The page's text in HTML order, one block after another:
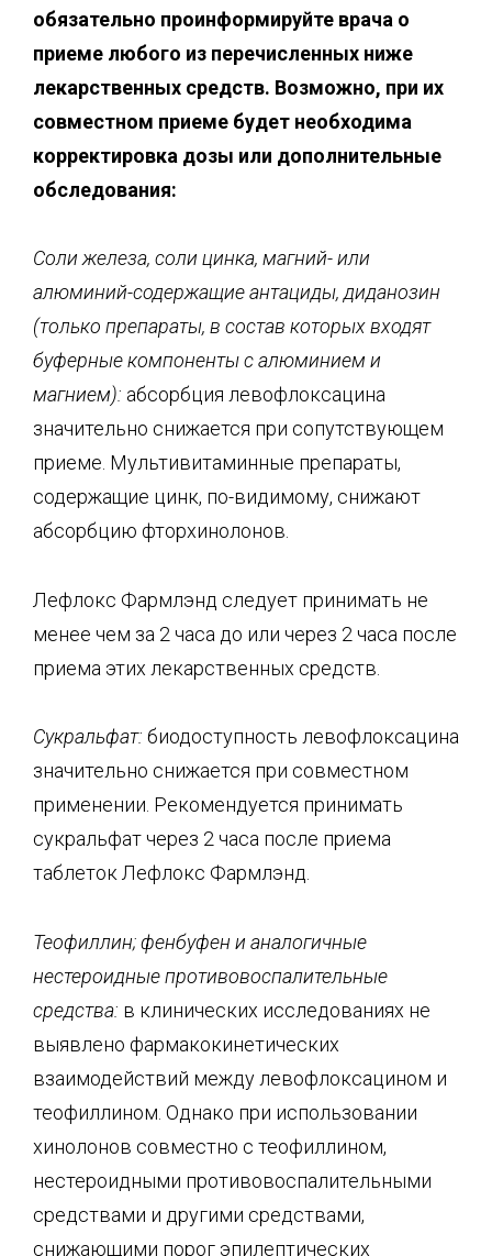
обязательно проинформируйте врача о
приеме любого из перечисленных ниже
лекарственных средств. Возможно, при их
совместном приеме будет необходима
корректировка дозы или дополнительные
обследования:
Соли железа, соли цинка, магний-или
алюминий-содержащие антациды, диданозин
(только препараты, в состав которых входят
буферные компоненты с алюминием и
магнием): абсорбция левофлоксацина
значительно снижается при сопутствующем
приеме. Мультивитаминные препараты,
содержащие цинк, по-видимому, снижают
абсорбцию фторхинолонов.
Лефлокс Фармлэнд следует принимать не
менее чем за 2 часа до или через 2 часа после
приема этих лекарственных средств.
Сукральфат: биодоступность левофлоксацина
значительно снижается при совместном
применении. Рекомендуется принимать
сукральфат через 2 часа после приема
таблеток Лефлокс Фармлэнд.
Теофиллин; фенбуфен и аналогичные
нестероидные противовоспалительные
средства: в клинических исследованиях не
выявлено фармакокинетических
взаимодействий между левофлоксацином и
теофиллином. Однако при использовании
хинолонов совместно с теофиллином,
нестероидными противовоспалительными
средствами и другими средствами,
снижающими порог эпилептических